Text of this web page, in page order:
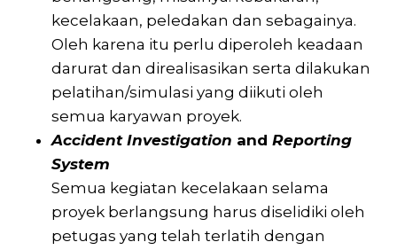
kecelakaan, peledakan dan sebagainya.
Oleh karena itu perlu diperoleh keadaan
darurat dan direalisasikan serta dilakukan
pelatihan/simulasi yang diikuti oleh
semua karyawan proyek.
Accident Investigation and Reporting
System
Semua kegiatan kecelakaan selama
proyek berlangsung harus diselidiki oleh
petugas yang telah terlatih dengan